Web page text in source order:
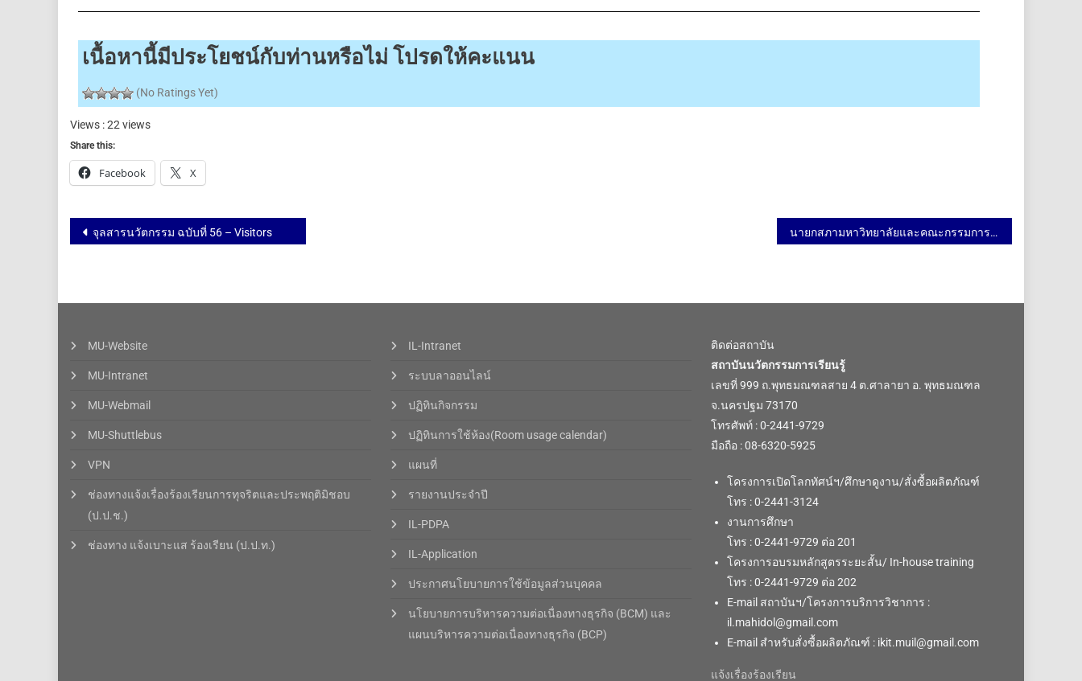
เนื้อหานี้มีประโยชน์กับท่านหรือไม่ โปรดให้คะแนน
(No Ratings Yet)
Views : 22 views
Share this:
Facebook X
จุลสารนวัตกรรม ฉบับที่ 56 – Visitors นายกสภามหาวิทยาลัยและคณะกรรมการสภาฯ เยี่ยมสถาบันนวัตกรรมฯ 24 มกราคม 2563
MU-Website
MU-Intranet
MU-Webmail
MU-Shuttlebus
VPN
ช่องทางแจ้งเรื่องร้องเรียนการทุจริตและประพฤติมิชอบ
(ป.ป.ช.)
ช่องทาง แจ้งเบาะแส ร้องเรียน (ป.ป.ท.)
IL-Intranet
ระบบลาออนไลน์
ปฏิทินกิจกรรม
ปฏิทินการใช้ห้อง(Room usage calendar)
แผนที่
รายงานประจำปี
IL-PDPA
IL-Application
ประกาศนโยบายการใช้ข้อมูลส่วนบุคคล
นโยบายการบริหารความต่อเนื่องทางธุรกิจ (BCM) และ
แผนบริหารความต่อเนื่องทางธุรกิจ (BCP)
ติดต่อสถาบัน
สถาบันนวัตกรรมการเรียนรู้
เลขที่ 999 ถ.พุทธมณฑลสาย 4 ต.ศาลายา อ. พุทธมณฑล
จ.นครปฐม 73170
โทรศัพท์ : 0-2441-9729
มือถือ : 08-6320-5925
โครงการเปิดโลกทัศน์ฯ/ศึกษาดูงาน/สั่งซื้อผลิตภัณฑ์
โทร : 0-2441-3124
งานการศึกษา
โทร : 0-2441-9729 ต่อ 201
โครงการอบรมหลักสูตรระยะสั้น/ In-house training
โทร : 0-2441-9729 ต่อ 202
E-mail สถาบันฯ/โครงการบริการวิชาการ :
il.mahidol@gmail.com
E-mail สำหรับสั่งซื้อผลิตภัณฑ์ : ikit.muil@gmail.com
แจ้งเรื่องร้องเรียน